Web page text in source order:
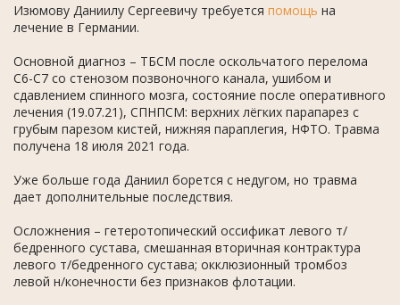
Изюмову Даниилу Сергеевичу требуется помощь на
лечение в Германии.
Основной диагноз – ТБСМ после оскольчатого перелома
С6-С7 со стенозом позвоночного канала, ушибом и
сдавлением спинного мозга, состояние после оперативного
лечения (19.07.21), СПНПСМ: верхних лёгких парапарез с
грубым парезом кистей, нижняя параплегия, НФТО. Травма
получена 18 июля 2021 года.
Уже больше года Даниил борется с недугом, но травма
дает дополнительные последствия.
Осложнения – гетеротопический оссификат левого т/
бедренного сустава, смешанная вторичная контрактура
левого т/бедренного сустава; окклюзионный тромбоз
левой н/конечности без признаков флотации.